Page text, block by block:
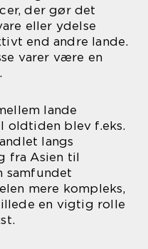
der gør det
eller ydelse
end andre lande.
varer være en
lande
oldtiden blev f.eks.
langs
fra Asien til
samfundet
mere kompleks,
en vigtig rolle